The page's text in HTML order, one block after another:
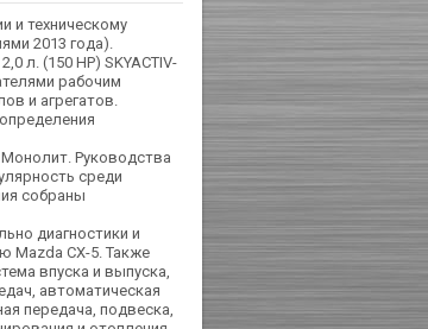
и техническому
2013 года).
л. (150 HP) SKYACTIV-
рабочим
и агрегатов.
Руководства
среди
собраны
диагностики и
Mazda CX-5. Также
впуска и выпуска,
автоматическая
передача, подвеска,